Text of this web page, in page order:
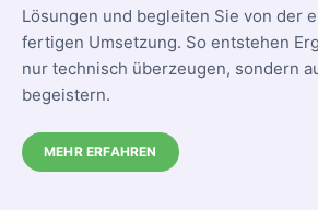
Lösungen und begleiten Sie von der
fertigen Umsetzung. So entstehen
nur technisch überzeugen, sondern
begeistern.
MEHR ERFAHREN